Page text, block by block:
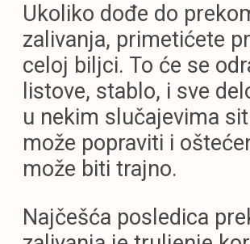
Ukoliko dođe do
zalivanja, primetićete
celoj biljci. To će se
listove, stablo, i sve
u nekim slučajevima
može popraviti i
može biti trajno.
Najčešća posledica